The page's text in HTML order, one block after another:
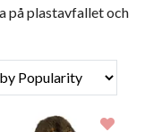
på plastavfallet och